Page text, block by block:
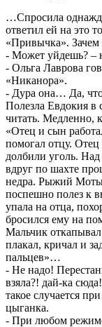
…Спросила
ответил ей на это
«Привычка». Зачем
- Может уйдешь? –
- Ольга Лаврова
«Никанора».
- Дура она… Да, что
Полезла Евдокия
читать. Медленно,
«Отец и сын
помогал отцу.
долбили уголь.
вдруг по шахте
недра. Рыжий
поспешно полез к
упала на отца,
бросился ему на
Мальчик
плакал, кричал и
пальцев»…
- Не надо!
взяла?! дай-ка
такое случается
цыганка.
- При любом